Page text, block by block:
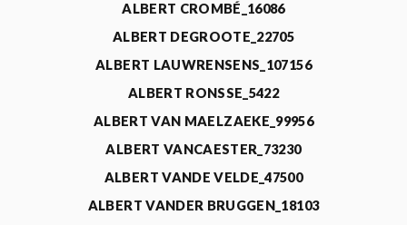
ALBERT CROMBÉ_16086
ALBERT DEGROOTE_22705
ALBERT LAUWRENSENS_107156
ALBERT RONSSE_5422
ALBERT VAN MAELZAEKE_99956
ALBERT VANCAESTER_73230
ALBERT VANDE VELDE_47500
ALBERT VANDER BRUGGEN_18103